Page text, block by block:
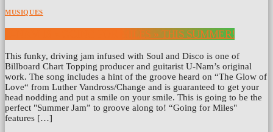
MUSIQUES
U-NAM IS « GOING FOR MILES » THIS SUMMER!
This funky, driving jam infused with Soul and Disco is one of
Billboard Chart Topping producer and guitarist U-Nam’s original
work. The song includes a hint of the groove heard on “The Glow of
Love“ from Luther Vandross/Change and is guaranteed to get your
head nodding and put a smile on your smile. This is going to be the
perfect "Summer Jam” to groove along to! “Going for Miles"
features […]